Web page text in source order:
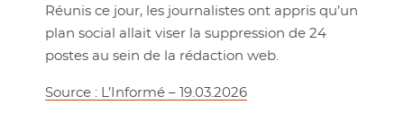
Réunis ce jour, les journalistes ont appris qu’un
plan social allait viser la suppression de 24
postes au sein de la rédaction web.
Source : L’Informé – 19.03.2026